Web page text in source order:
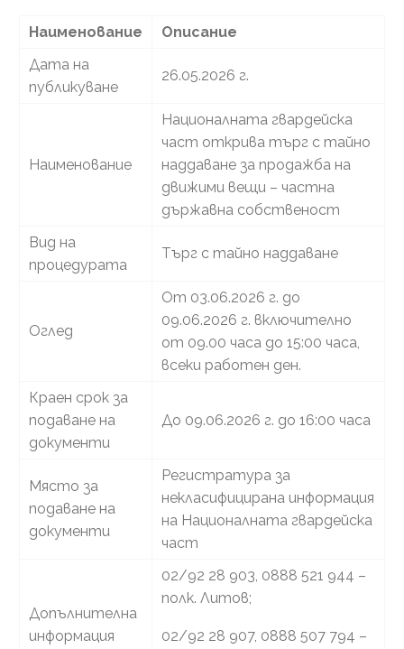
Наименование
Описание
Дата на
публикуване
26.05.2026 г.
Наименование
Националната гвардейска
част открива търг с тайно
наддаване за продажба на
движими вещи – частна
държавна собственост
Вид на
процедурата
Търг с тайно наддаване
Оглед
От 03.06.2026 г. до
09.06.2026 г. включително
от 09.00 часа до 15:00 часа,
всеки работен ден.
Краен срок за
подаване на
документи
До 09.06.2026 г. до 16:00 часа
Място за
подаване на
документи
Регистратура за
некласифицирана информация
на Националната гвардейска
част
Допълнителна
информация
02/92 28 903, 0888 521 944 –
полк. Литов;
02/92 28 907, 0888 507 794 –